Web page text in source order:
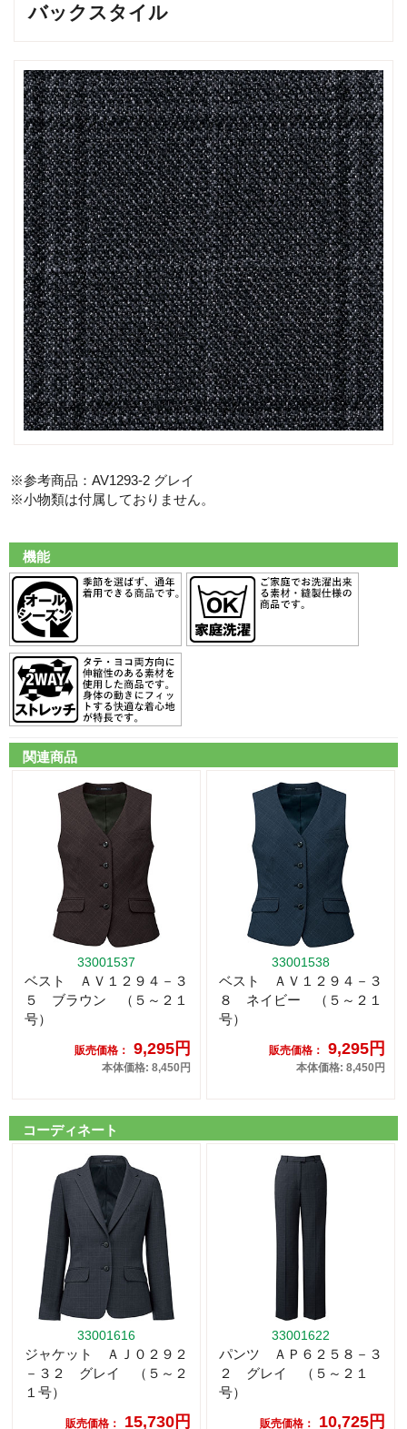
バックスタイル
※参考商品：AV1293-2 グレイ
※小物類は付属しておりません。
機能
関連商品
33001537
ベスト ＡＶ１２９４－３
５ ブラウン （５～２１
号）
販売価格： 9,295円
本体価格: 8,450円
33001538
ベスト ＡＶ１２９４－３
８ ネイビー （５～２１
号）
販売価格： 9,295円
本体価格: 8,450円
コーディネート
33001616
ジャケット ＡＪ０２９２
－３２ グレイ （５～２
１号）
販売価格： 15,730円
33001622
パンツ ＡＰ６２５８－３
２ グレイ （５～２１
号）
販売価格： 10,725円